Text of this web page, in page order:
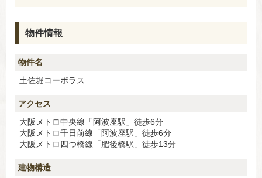
物件情報
物件名
土佐堀コーポラス
アクセス
大阪メトロ中央線「阿波座駅」徒歩6分
大阪メトロ千日前線「阿波座駅」徒歩6分
大阪メトロ四つ橋線「肥後橋駅」徒歩13分
建物構造